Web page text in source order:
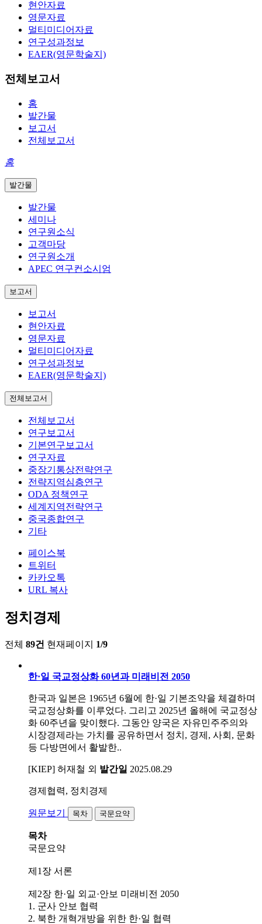
현안자료
영문자료
멀티미디어자료
연구성과정보
EAER(영문학술지)
전체보고서
홈
발간물
보고서
전체보고서
홈
발간물
발간물
세미나
연구원소식
고객마당
연구원소개
APEC 연구컨소시엄
보고서
보고서
현안자료
영문자료
멀티미디어자료
연구성과정보
EAER(영문학술지)
전체보고서
전체보고서
연구보고서
기본연구보고서
연구자료
중장기통상전략연구
전략지역심층연구
ODA 정책연구
세계지역전략연구
중국종합연구
기타
페이스북
트위터
카카오톡
URL 복사
정치경제
전체 89건 현재페이지 1/9
한·일 국교정상화 60년과 미래비전 2050
한국과 일본은 1965년 6월에 한·일 기본조약을 체결하며
국교정상화를 이루었다. 그리고 2025년 올해에 국교정상
화 60주년을 맞이했다. 그동안 양국은 자유민주주의와
시장경제라는 가치를 공유하면서 정치, 경제, 사회, 문화
등 다방면에서 활발한..
[KIEP] 허재철 외 발간일 2025.08.29
경제협력, 정치경제
원문보기 목차 국문요약
목차
국문요약
제1장 서론
제2장 한·일 외교·안보 미래비전 2050
1. 군사 안보 협력
2. 북한 개혁개방을 위한 한·일 협력